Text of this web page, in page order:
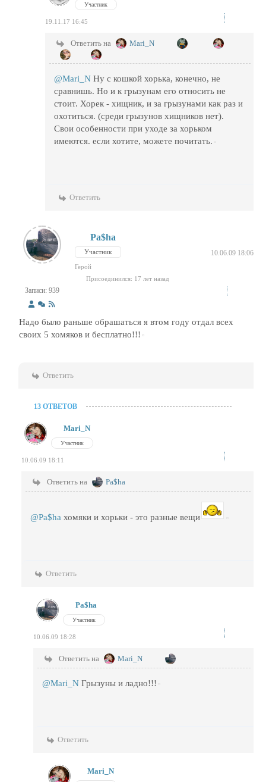
Участник
19.11.17 16:45
Ответить на Mari_N
@Mari_N Ну с кошкой хорька, конечно, не
сравнишь. Но и к грызунам его относить не
стоит. Хорек - хищник, и за грызунами как раз и
охотиться. (среди грызунов хищников нет).
Свои особенности при уходе за хорьком
имеются. если хотите, можете почитать.
Ответить
Записи: 939
Pa$ha
Участник 10.06.09 18:06
Герой
Присоединился: 17 лет назад
Надо было раньше обрашаться я втом году отдал всех
своих 5 хомяков и бесплатно!!!
Ответить
13 ОТВЕТОВ
Mari_N
Участник
10.06.09 18:11
Ответить на Pa$ha
@Pa$ha хомяки и хорьки - это разные вещи
Ответить
Pa$ha
Участник
10.06.09 18:28
Ответить на Mari_N
@Mari_N Грызуны и ладно!!!
Ответить
Mari_N